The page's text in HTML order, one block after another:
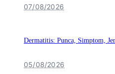
07/08/2026
Dermatitis: Punca, Simptom,
05/08/2026